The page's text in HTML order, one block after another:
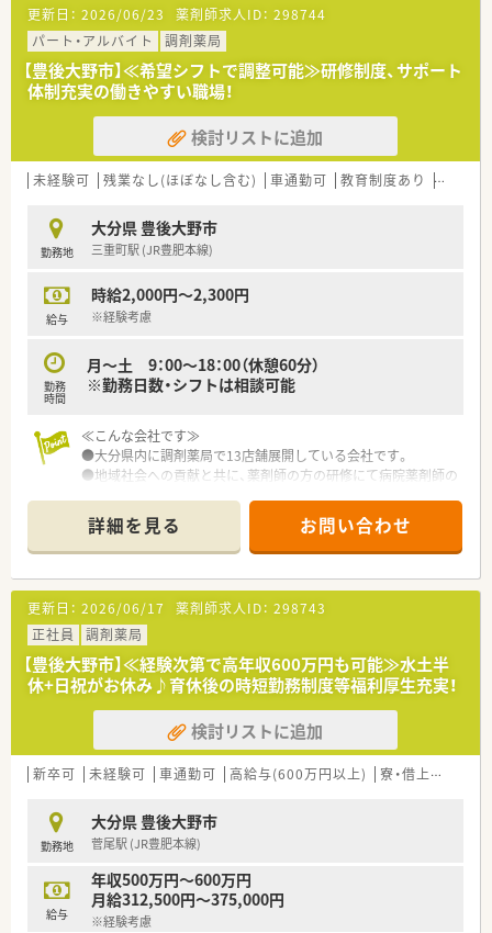
更新日： 2026/06/23 薬剤師求人ID： 298744
パート・アルバイト
調剤薬局
【豊後大野市】≪希望シフトで調整可能≫研修制度、サポート
体制充実の働きやすい職場！
検討リストに追加
未経験可 残業なし(ほぼなし含む) 車通勤可 教育制度あり シフト
勤務地
大分県 豊後大野市
三重町駅 (JR豊肥本線)
給与
時給2,000円～2,300円
※経験考慮
勤務
時間
月～土 9：00～18：00（休憩60分）
※勤務日数・シフトは相談可能
≪こんな会社です≫
●大分県内に調剤薬局で13店舗展開している会社です。
●地域社会への貢献と共に、薬剤師の方の研修にて病院薬剤師の
●新人教育研修、外部講師の勉強会、学会、各種研修会への参加
なども積極的に行っています。
詳細を見る お問い合わせ
更新日： 2026/06/17 薬剤師求人ID： 298743
正社員
調剤薬局
【豊後大野市】≪経験次第で高年収600万円も可能≫水土半
休+日祝がお休み♪育休後の時短勤務制度等福利厚生充実！
検討リストに追加
新卒可 未経験可 車通勤可 高給与(600万円以上) 寮・借上社宅あり
勤務地
大分県 豊後大野市
菅尾駅 (JR豊肥本線)
給与
年収500万円～600万円
月給312,500円～375,000円
※経験考慮